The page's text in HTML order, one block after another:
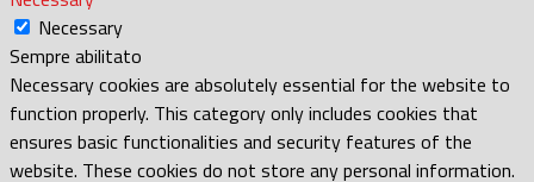
Necessary
Sempre abilitato
Necessary cookies are absolutely essential for the website to
function properly. This category only includes cookies that
ensures basic functionalities and security features of the
website. These cookies do not store any personal information.